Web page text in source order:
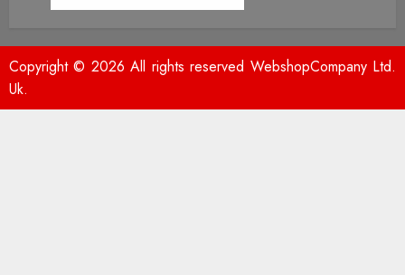
Copyright © 2026 All rights reserved WebshopCompany Ltd.
Uk.